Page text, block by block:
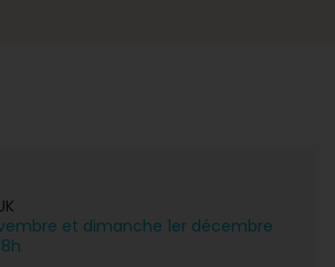
et dimanche 1er décembre